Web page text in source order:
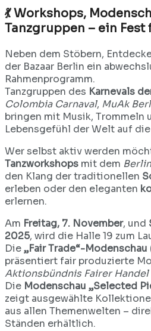
💃 Workshops,
Tanzgruppen – ein Fest
Neben dem Stöbern,
der Bazaar Berlin ein
Rahmenprogramm.
Tanzgruppen des Karnevals
Colombia Carnaval, MuAk
bringen mit Musik, Trommeln
Lebensgefühl der Welt auf die
Wer selbst aktiv werden
Tanzworkshops mit dem
den Klang der traditionellen
erleben oder den eleganten
erlernen.
Am Freitag, 7. November, und
2025, wird die Halle 19 zum
Die„Fair Trade“-Modenschau
präsentiert fair produzierte
Aktionsbündnis Fairer
Die Modenschau „Selected
zeigt ausgewählte
aus allen Themenwelten –
Ständen erhältlich.